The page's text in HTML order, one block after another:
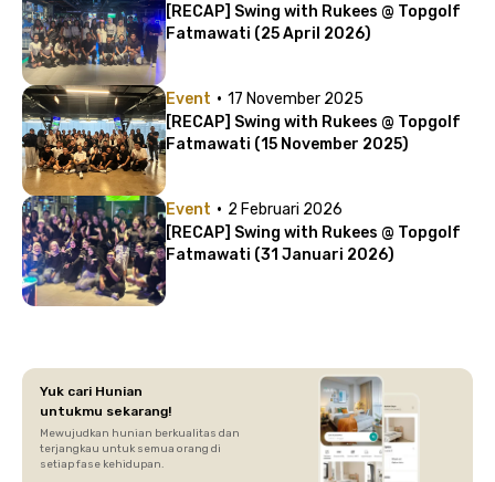
[RECAP] Swing with Rukees @ Topgolf
Fatmawati (25 April 2026)
Event · 17 November 2025
[RECAP] Swing with Rukees @ Topgolf
Fatmawati (15 November 2025)
Event · 2 Februari 2026
[RECAP] Swing with Rukees @ Topgolf
Fatmawati (31 Januari 2026)
Yuk cari Hunian
untukmu sekarang!
Mewujudkan hunian berkualitas dan
terjangkau untuk semua orang di
setiap fase kehidupan.